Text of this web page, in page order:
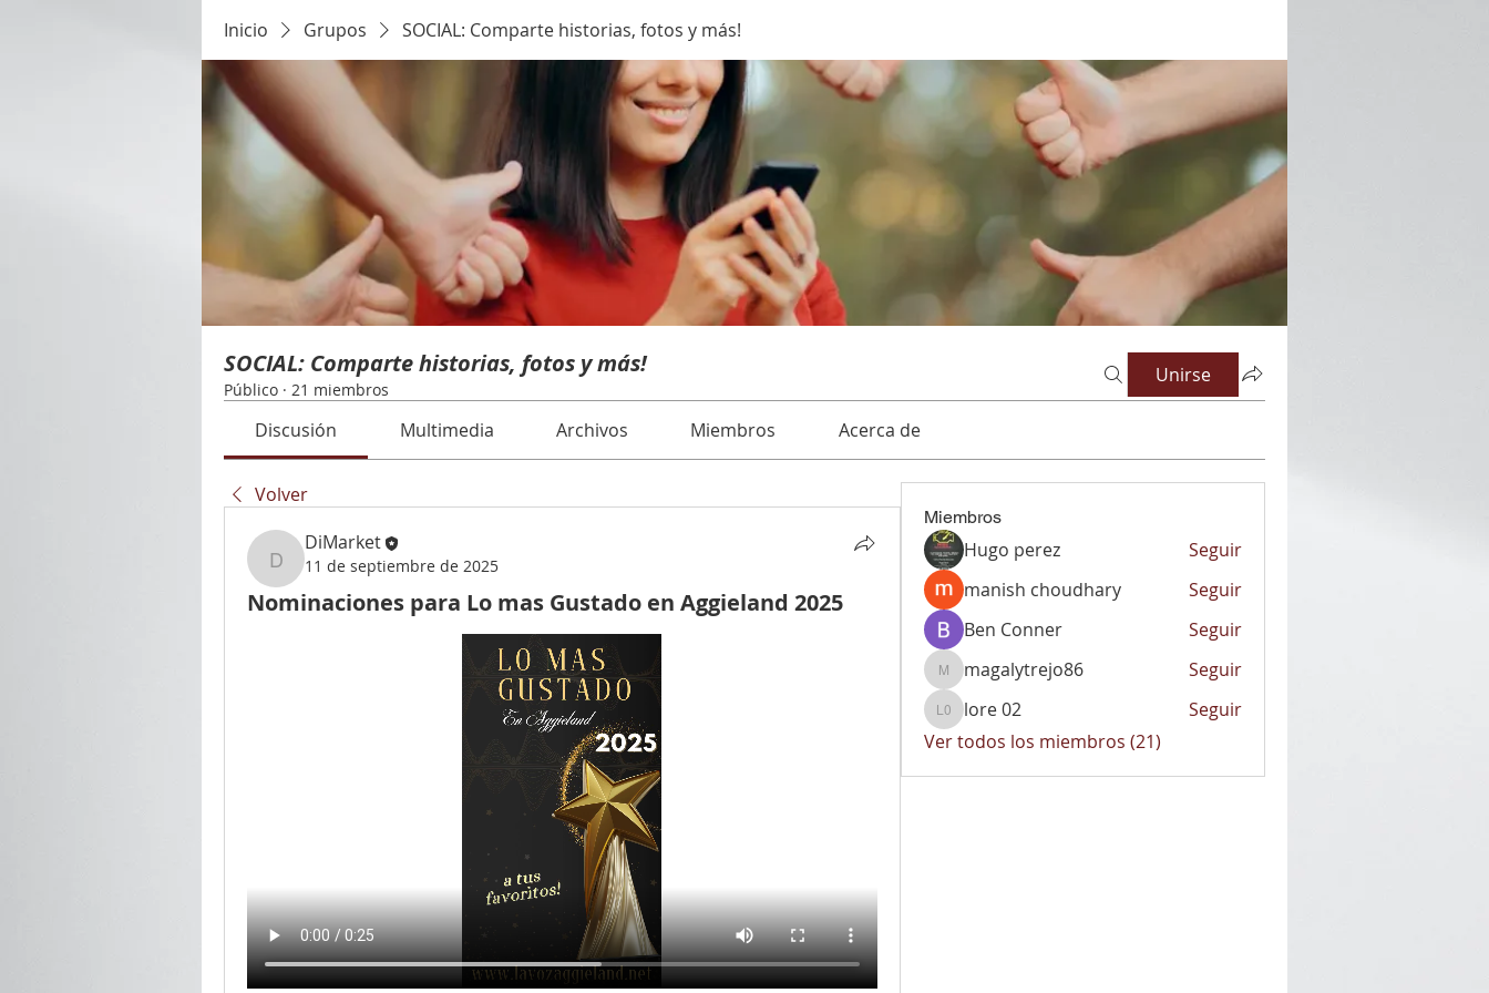
Inicio Grupos SOCIAL: Comparte historias, fotos y más!
SOCIAL: Comparte historias, fotos y más!
Público · 21 miembros
Unirse
Discusión Multimedia Archivos Miembros Acerca de
Volver
DiMarket
DiMarket
11 de septiembre de 2025
Nominaciones para Lo mas Gustado en Aggieland 2025
Miembros
Hugo perez
Seguir
manish choudhary
Seguir
Ben Conner
Seguir
magalytrejo86
magalytrejo86 Seguir
lore 02lore 02
Seguir
Ver todos los miembros (21)